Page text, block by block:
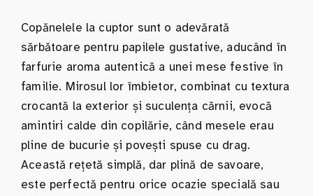
Copănelele la cuptor sunt o adevărată
sărbătoare pentru papilele gustative, aducând în
farfurie aroma autentică a unei mese festive în
familie. Mirosul lor îmbietor, combinat cu textura
crocantă la exterior și suculența cărnii, evocă
amintiri calde din copilărie, când mesele erau
pline de bucurie și povești spuse cu drag.
Această rețetă simplă, dar plină de savoare,
este perfectă pentru orice ocazie specială sau